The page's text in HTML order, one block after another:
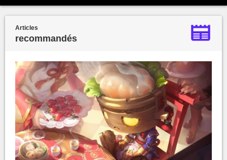
Articles
recommandés